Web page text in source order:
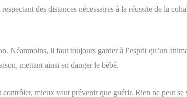
des distances nécessaires à la réussite de la
Néanmoins, il faut toujours garder à l’esprit qu’un
mettant ainsi en danger le bébé.
mieux vaut prévenir que guérir. Rien ne peut